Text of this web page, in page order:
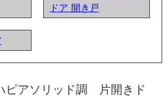
ドア 開き戸
ピアソリッド調 片開きド